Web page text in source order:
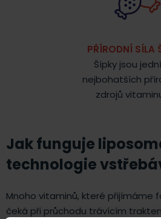
PŘÍRODNÍ SÍLA
Šípky jsou
nejbohatších
zdrojů
Jak funguje
technologie
Mnoho vitaminů, které přijímáme
čeká při průchodu trávícím